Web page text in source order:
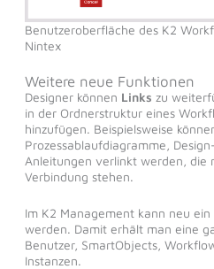
Benutzeroberfläche des K2
Nintex
Weitere neue Funktionen
Designer können Links zu
in der Ordnerstruktur eines
hinzufügen. Beispielsweise
Prozessablaufdiagramme,
Anleitungen verlinkt werden, die
Verbindung stehen.
Im K2 Management kann neu ein
werden. Damit erhält man eine
Benutzer, SmartObjects,
Instanzen.